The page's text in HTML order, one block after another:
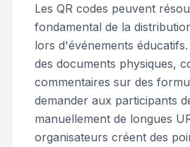
Les QR codes peuvent
fondamental de la
lors d'événements
des documents physiques,
commentaires sur des
demander aux participants
manuellement de longues
organisateurs créent des